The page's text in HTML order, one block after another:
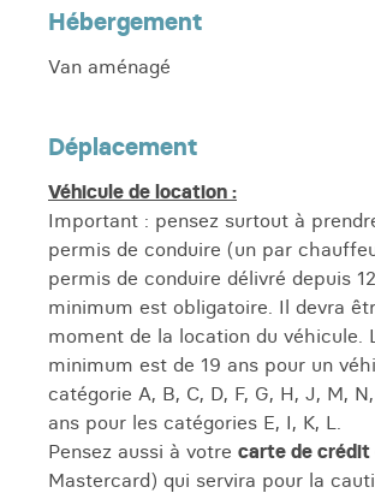
Hébergement
Van aménagé
Déplacement
Véhicule de location :
Important : pensez surtout à
permis de conduire (un par
permis de conduire délivré depuis
minimum est obligatoire. Il devra
moment de la location du véhicule.
minimum est de 19 ans pour un
catégorie A, B, C, D, F, G, H, J, M,
ans pour les catégories E, I, K, L.
Pensez aussi à votre carte de crédit
Mastercard) qui servira pour la